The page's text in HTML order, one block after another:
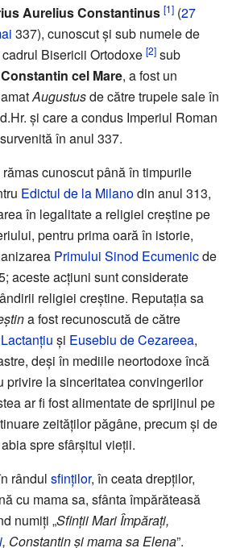
Aurelius Constantinus [1] (27
337), cunoscut și sub numele de
Bisericii Ortodoxe [2] sub
cel Mare, a fost un
Augustusde către trupele sale în
și care a condus Imperiul Roman
în anul 337.
cunoscut până în timpurile
Edictul de la Milanodin anul 313,
în legalitate a religiei creștine pe
pentru prima oară în istorie,
Primului Sinod Ecumenicde
aceste acțiuni sunt considerate
religiei creștine. Reputația sa
a fost recunoscută de către
Lactanțiu și Eusebiu de Cezareea,
deși în mediile neortodoxe încă
privire la sinceritatea convingerilor
ar fi fost alimentate de sprijinul pe
zeităților păgâne, precum și de
spre sfârșitul vieții.
rândul sfinților, în ceata drepților,
cu mama sa, sfânta împărăteasă
numiți „Sfinții Mari Împărați,
, Constantin și mama sa Elena”.